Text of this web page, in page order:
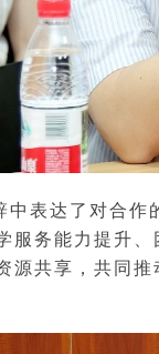
中表达了对合
服务能力提升
源共享，共同